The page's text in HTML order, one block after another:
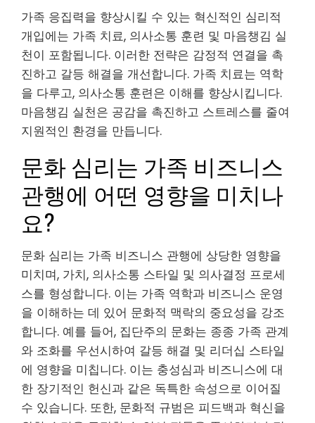
가족 응집력을 향상시킬 수 있는 혁신적인 심리적
개입에는 가족 치료, 의사소통 훈련 및 마음챙김 실
천이 포함됩니다. 이러한 전략은 감정적 연결을 촉
진하고 갈등 해결을 개선합니다. 가족 치료는 역학
을 다루고, 의사소통 훈련은 이해를 향상시킵니다.
마음챙김 실천은 공감을 촉진하고 스트레스를 줄여
지원적인 환경을 만듭니다.
문화 심리는 가족 비즈니스
관행에 어떤 영향을 미치나
요?
문화 심리는 가족 비즈니스 관행에 상당한 영향을
미치며, 가치, 의사소통 스타일 및 의사결정 프로세
스를 형성합니다. 이는 가족 역학과 비즈니스 운영
을 이해하는 데 있어 문화적 맥락의 중요성을 강조
합니다. 예를 들어, 집단주의 문화는 종종 가족 관계
와 조화를 우선시하여 갈등 해결 및 리더십 스타일
에 영향을 미칩니다. 이는 충성심과 비즈니스에 대
한 장기적인 헌신과 같은 독특한 속성으로 이어질
수 있습니다. 또한, 문화적 규범은 피드백과 혁신을